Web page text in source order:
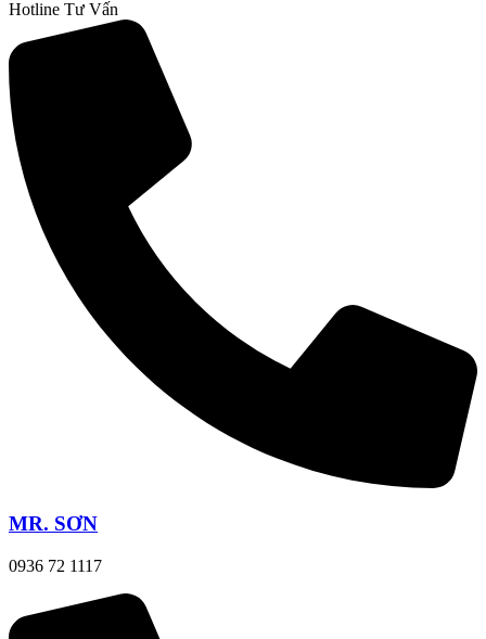
Hotline Tư Vấn
MR. SƠN
0936 72 1117